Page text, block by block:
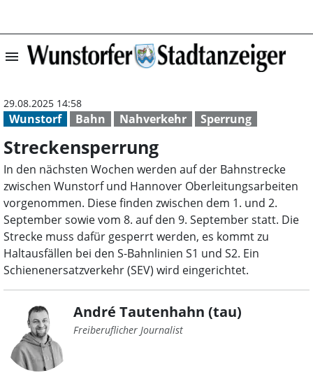
menu
Wunstorf Bahn Nahverkehr Sperrung
29.08.2025 14:58
Streckensperrung
In den nächsten Wochen werden auf der Bahnstrecke
zwischen Wunstorf und Hannover Oberleitungsarbeiten
vorgenommen. Diese finden zwischen dem 1. und 2.
September sowie vom 8. auf den 9. September statt. Die
Strecke muss dafür gesperrt werden, es kommt zu
Haltausfällen bei den S-Bahnlinien S1 und S2. Ein
Schienenersatzverkehr (SEV) wird eingerichtet.
André Tautenhahn (tau)
Freiberuflicher Journalist